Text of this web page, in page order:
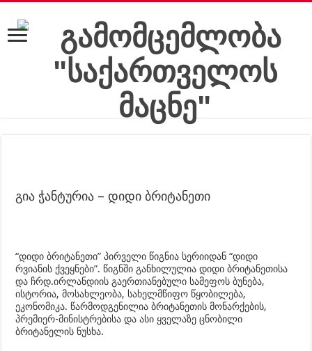
გია ჭანტურია – დიდი ბრიტანეთი
“დიდი ბრიტანეთი” პირველი წიგნია სერიიდან “დიდი
რვიანის ქვეყნები”. წიგნში განხილულია დიდი ბრიტანეთისა
და ჩრდ.ირლანდიის გაერთიანებული სამეფოს ბუნება,
ისტორია, მოსახლეობა, სახელმწიფო წყობილება,
ეკონომიკა. წარმოდგენილია ბრიტანეთის მონარქების,
პრემიერ-მინისტრებისა და ასი ყველაზე ცნობილი
ბრიტანელის ნუსხა.